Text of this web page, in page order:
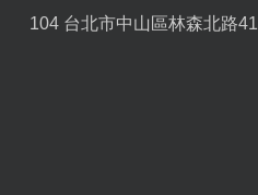
104 台北市中山區林森北路